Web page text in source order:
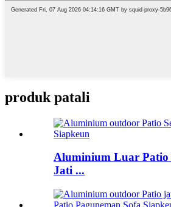
produk patali
Aluminium Luar Patio
Jati ...